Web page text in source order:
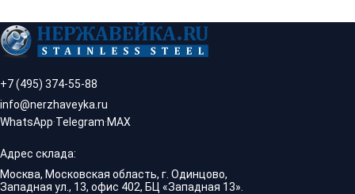
+7 (495) 374-55-88
info@nerzhaveyka.ru
WhatsApp·Telegram·MAX
Адрес склада:
Москва, Московская область, г. Одинцово,
Западная ул., 13, офис 402, БЦ «Западная 13».